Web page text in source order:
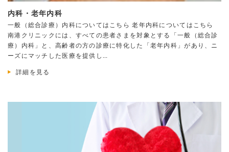
内科・老年内科
一般（総合診療）内科についてはこちら 老年内科についてはこちら
南港クリニックには、すべての患者さまを対象とする「一般（総合診
療）内科」と、高齢者の方の診療に特化した「老年内科」があり、ニ
ーズにマッチした医療を提供し…
詳細を見る